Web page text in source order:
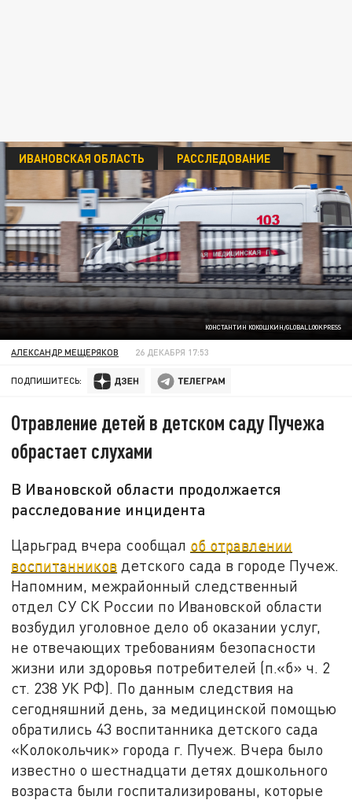
КОНСТАНТИН КОКОШКИН/GLOBALLOOKPRESS
ИВАНОВСКАЯ ОБЛАСТЬ РАССЛЕДОВАНИЕ
АЛЕКСАНДР МЕЩЕРЯКОВ 26 ДЕКАБРЯ 17:53
ПОДПИШИТЕСЬ:
Отравление детей в детском саду Пучежа
обрастает слухами
В Ивановской области продолжается
расследование инцидента
Царьград вчера сообщал об отравлении
воспитанников детского сада в городе Пучеж.
Напомним, межрайонный следственный
отдел СУ СК России по Ивановской области
возбудил уголовное дело об оказании услуг,
не отвечающих требованиям безопасности
жизни или здоровья потребителей (п.«б» ч. 2
ст. 238 УК РФ). По данным следствия на
сегодняшний день, за медицинской помощью
обратились 43 воспитанника детского сада
«Колокольчик» города г. Пучеж. Вчера было
известно о шестнадцати детях дошкольного
возраста были госпитализированы, которые